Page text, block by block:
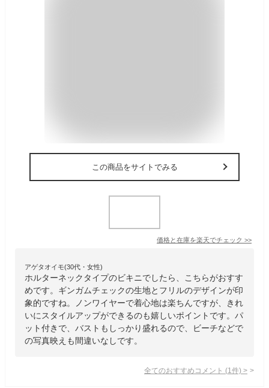
この商品をサイトでみる
価格と在庫を楽天でチェック >>
アゲタオイモ(30代・女性)
ホルターネックタイプのビキニでしたら、こちらがおすす
めです。ギンガムチェックの生地とフリルのデザインが印
象的ですね。ノンワイヤーで着心地は楽ちんですが、きれ
いにスタイルアップができるのも嬉しいポイントです。パ
ット付きで、バストもしっかり盛れるので、ビーチなどで
の写真映えも間違いなしです。
全てのおすすめコメント (1 件) >